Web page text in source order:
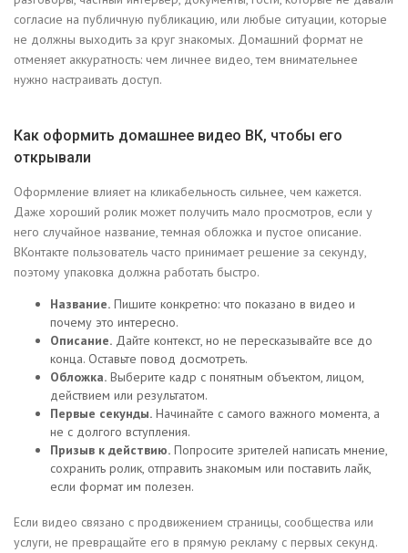
согласие на публичную публикацию, или любые ситуации, которые
не должны выходить за круг знакомых. Домашний формат не
отменяет аккуратность: чем личнее видео, тем внимательнее
нужно настраивать доступ.
Как оформить домашнее видео ВК, чтобы его
открывали
Оформление влияет на кликабельность сильнее, чем кажется.
Даже хороший ролик может получить мало просмотров, если у
него случайное название, темная обложка и пустое описание.
ВКонтакте пользователь часто принимает решение за секунду,
поэтому упаковка должна работать быстро.
Название. Пишите конкретно: что показано в видео и
почему это интересно.
Описание. Дайте контекст, но не пересказывайте все до
конца. Оставьте повод досмотреть.
Обложка. Выберите кадр с понятным объектом, лицом,
действием или результатом.
Первые секунды. Начинайте с самого важного момента, а
не с долгого вступления.
Призыв к действию. Попросите зрителей написать мнение,
сохранить ролик, отправить знакомым или поставить лайк,
если формат им полезен.
Если видео связано с продвижением страницы, сообщества или
услуги, не превращайте его в прямую рекламу с первых секунд.